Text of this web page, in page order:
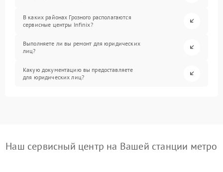
В каких районах Грозного располагаются
сервисные центры Infinix?
Выполняете ли вы ремонт для юридических
лиц?
Какую документацию вы предоставляете
для юридических лиц?
Наш сервисный центр на Вашей станции метро